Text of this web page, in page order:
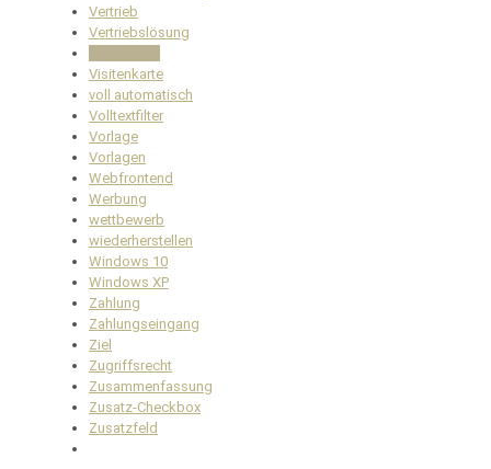
Vertrieb
Vertriebslösung
Visitenkarte
voll automatisch
Volltextfilter
Vorlage
Vorlagen
Webfrontend
Werbung
wettbewerb
wiederherstellen
Windows 10
Windows XP
Zahlung
Zahlungseingang
Ziel
Zugriffsrecht
Zusammenfassung
Zusatz-Checkbox
Zusatzfeld